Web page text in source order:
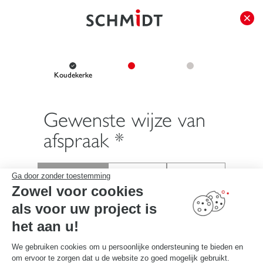
Ga door zonder toestemming
Zowel voor cookies
als voor uw project is
het aan u!
We gebruiken cookies om u persoonlijke ondersteuning te bieden en
om ervoor te zorgen dat u de website zo goed mogelijk gebruikt.
Koudekerke
Gewenste wijze van
afspraak *
in de winkel telefonisch bij mij thuis
Ik selecteer mijn ontmoetingsplaats, vervolgens kies ik mijn
datum en tijd voor de afspraak: